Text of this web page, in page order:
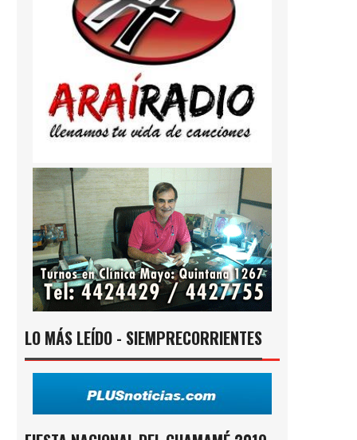
LO MÁS LEÍDO - SIEMPRECORRIENTES